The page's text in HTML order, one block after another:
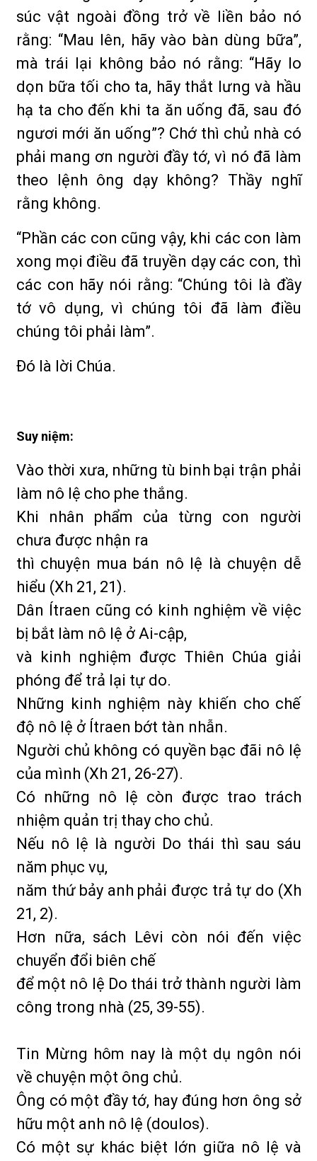
súc vật ngoài đồng trở về liền bảo nó
rằng: “Mau lên, hãy vào bàn dùng bữa”,
mà trái lại không bảo nó rằng: “Hãy lo
dọn bữa tối cho ta, hãy thắt lưng và hầu
hạ ta cho đến khi ta ăn uống đã, sau đó
ngươi mới ăn uống”? Chớ thì chủ nhà có
phải mang ơn người đầy tớ, vì nó đã làm
theo lệnh ông dạy không? Thầy nghĩ
rằng không.
“Phần các con cũng vậy, khi các con làm
xong mọi điều đã truyền dạy các con, thì
các con hãy nói rằng: “Chúng tôi là đầy
tớ vô dụng, vì chúng tôi đã làm điều
chúng tôi phải làm”.
Ðó là lời Chúa.
Suy niệm:
Vào thời xưa, những tù binh bại trận phải
làm nô lệ cho phe thắng.
Khi nhân phẩm của từng con người
chưa được nhận ra
thì chuyện mua bán nô lệ là chuyện dễ
hiểu (Xh 21, 21).
Dân Ítraen cũng có kinh nghiệm về việc
bị bắt làm nô lệ ở Ai-cập,
và kinh nghiệm được Thiên Chúa giải
phóng để trả lại tự do.
Những kinh nghiệm này khiến cho chế
độ nô lệ ở Ítraen bớt tàn nhẫn.
Người chủ không có quyền bạc đãi nô lệ
của mình (Xh 21, 26-27).
Có những nô lệ còn được trao trách
nhiệm quản trị thay cho chủ.
Nếu nô lệ là người Do thái thì sau sáu
năm phục vụ,
năm thứ bảy anh phải được trả tự do (Xh
21, 2).
Hơn nữa, sách Lêvi còn nói đến việc
chuyển đổi biên chế
để một nô lệ Do thái trở thành người làm
công trong nhà (25, 39-55).
Tin Mừng hôm nay là một dụ ngôn nói
về chuyện một ông chủ.
Ông có một đầy tớ, hay đúng hơn ông sở
hữu một anh nô lệ (doulos).
Có một sự khác biệt lớn giữa nô lệ và